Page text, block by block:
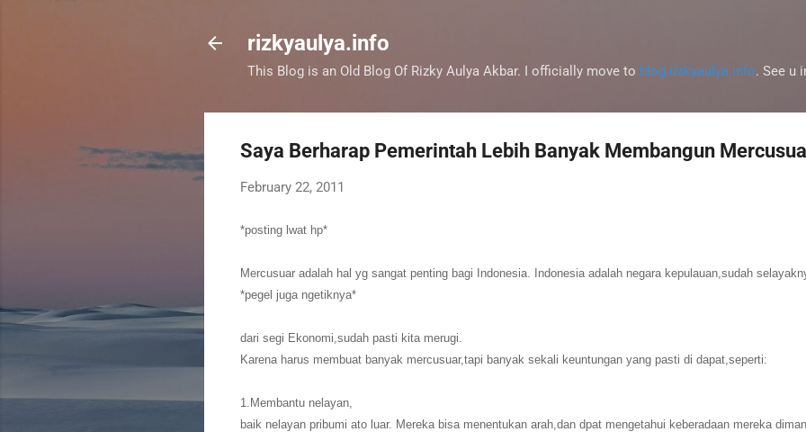
rizkyaulya.info
This Blog is an Old Blog Of Rizky Aulya Akbar. I officially move to blog.rizkyaulya.info. See u
Saya Berharap Pemerintah Lebih Banyak Membangun
February 22, 2011
*posting lwat hp*
Mercusuar adalah hal yg sangat penting bagi Indonesia. Indonesia adalah negara kepulauan,sudah
*pegel juga ngetiknya*
dari segi Ekonomi,sudah pasti kita merugi.
Karena harus membuat banyak mercusuar,tapi banyak sekali keuntungan yang pasti di dapat,seperti:
1.Membantu nelayan,
baik nelayan pribumi ato luar. Mereka bisa menentukan arah,dan dpat mengetahui keberadaan mereka